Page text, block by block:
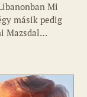
Mi
másik pedig
Mazsdal…